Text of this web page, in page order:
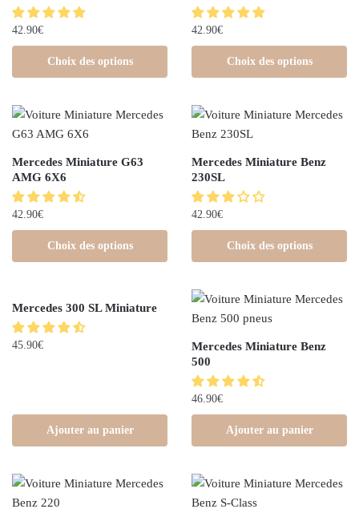
42.90€
Choix des options
42.90€
Choix des options
Mercedes Miniature G63
AMG 6X6
42.90€
Choix des options
Mercedes Miniature Benz
230SL
42.90€
Choix des options
Mercedes 300 SL Miniature
45.90€
Ajouter au panier
Mercedes Miniature Benz
500
46.90€
Ajouter au panier